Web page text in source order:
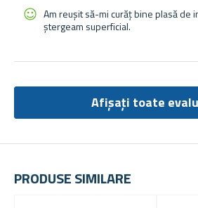
PRODUSE SIMILARE
Am reușit să-mi curăț bine plasă de
ștergeam superficial.
Afișați toate